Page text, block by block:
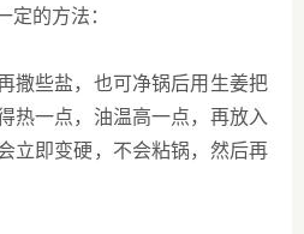
的方法：
撒些盐，也可净锅后用生姜把
热一点，油温高一点，再放入
立即变硬，不会粘锅，然后再